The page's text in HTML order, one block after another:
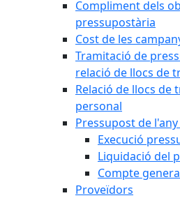
Compliment dels
pressupostària
Cost de les
Tramitació de
relació de llocs de
Relació de llocs
personal
Pressupost de
Execució
Liquidació del
Compte
Proveïdors